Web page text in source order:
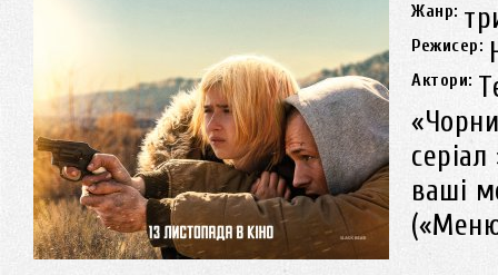
Жанр:
Режисер:
Актори:
ваші